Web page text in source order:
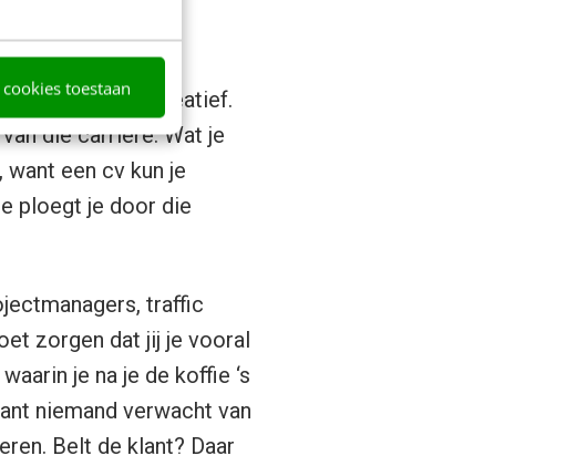
toestaan
wereld
hoofd van de creatief.
die carrière. Wat je
een cv kun je
ploegt je door die
traffic
zorgen dat jij je vooral
je na je de koffie ‘s
niemand verwacht van
Belt de klant? Daar